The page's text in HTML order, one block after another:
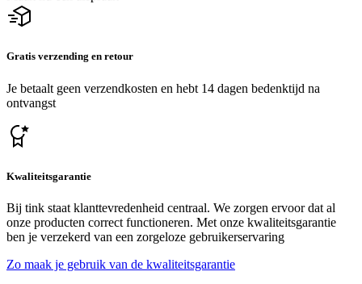
Gratis verzending en retour
Je betaalt geen verzendkosten en hebt 14 dagen bedenktijd na
ontvangst
Kwaliteitsgarantie
Bij tink staat klanttevredenheid centraal. We zorgen ervoor dat al
onze producten correct functioneren. Met onze kwaliteitsgarantie
ben je verzekerd van een zorgeloze gebruikerservaring
Zo maak je gebruik van de kwaliteitsgarantie